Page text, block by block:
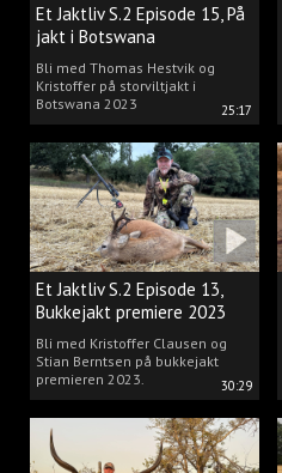
25:17
Et Jaktliv S.2 Episode 15, På
jakt i Botswana
Bli med Thomas Hestvik og
Kristoffer på storviltjakt i
Botswana 2023
30:29
Et Jaktliv S.2 Episode 13,
Bukkejakt premiere 2023
Bli med Kristoffer Clausen og
Stian Berntsen på bukkejakt
premieren 2023.